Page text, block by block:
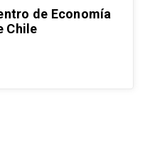
de Economía
Chile